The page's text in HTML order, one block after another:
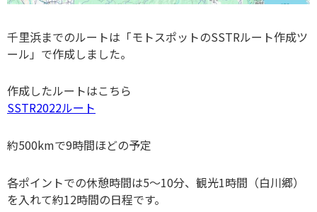
千里浜までのルートは「モトスポットのSSTRルート作成ツ
ール」で作成しました。
作成したルートはこちら
SSTR2022ルート
約500kmで9時間ほどの予定
各ポイントでの休憩時間は5～10分、観光1時間（白川郷）
を入れて約12時間の日程です。